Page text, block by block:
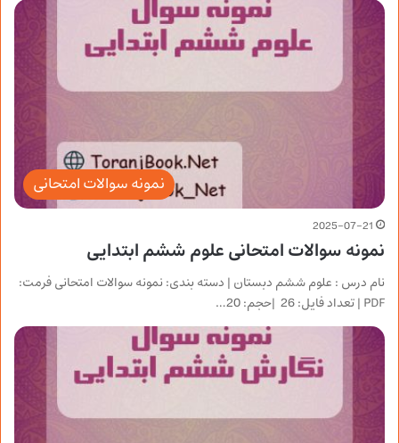
نمونه سوالات امتحانی
2025-07-21
نمونه سوالات امتحانی علوم ششم ابتدایی
نام درس : علوم ششم دبستان | دسته بندی: نمونه سوالات امتحانی فرمت:
PDF | تعداد فایل: 26 |حجم: 20…